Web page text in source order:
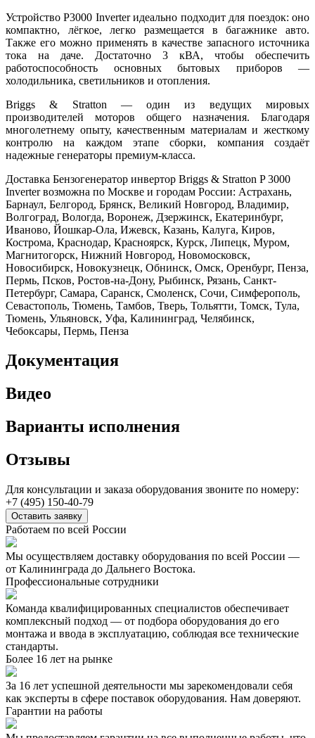
Устройство P3000 Inverter идеально подходит для поездок: оно
компактно, лёгкое, легко размещается в багажнике авто.
Также его можно применять в качестве запасного источника
тока на даче. Достаточно 3 кВА, чтобы обеспечить
работоспособность основных бытовых приборов —
холодильника, светильников и отопления.
Briggs & Stratton — один из ведущих мировых
производителей моторов общего назначения. Благодаря
многолетнему опыту, качественным материалам и жесткому
контролю на каждом этапе сборки, компания создаёт
надежные генераторы премиум-класса.
Доставка Бензогенератор инвертор Briggs & Stratton P 3000
Inverter возможна по Москве и городам России: Астрахань,
Барнаул, Белгород, Брянск, Великий Новгород, Владимир,
Волгоград, Вологда, Воронеж, Дзержинск, Екатеринбург,
Иваново, Йошкар-Ола, Ижевск, Казань, Калуга, Киров,
Кострома, Краснодар, Красноярск, Курск, Липецк, Муром,
Магнитогорск, Нижний Новгород, Новомосковск,
Новосибирск, Новокузнецк, Обнинск, Омск, Оренбург, Пенза,
Пермь, Псков, Ростов-на-Дону, Рыбинск, Рязань, Санкт-
Петербург, Самара, Саранск, Смоленск, Сочи, Симферополь,
Севастополь, Тюмень, Тамбов, Тверь, Тольятти, Томск, Тула,
Тюмень, Ульяновск, Уфа, Калининград, Челябинск,
Чебоксары, Пермь, Пенза
Документация
Видео
Варианты исполнения
Отзывы
Для консультации и заказа оборудования звоните по номеру:
+7 (495) 150-40-79
Оставить заявку
Работаем по всей России
Мы осуществляем доставку оборудования по всей России —
от Калининграда до Дальнего Востока.
Профессиональные сотрудники
Команда квалифицированных специалистов обеспечивает
комплексный подход — от подбора оборудования до его
монтажа и ввода в эксплуатацию, соблюдая все технические
стандарты.
Более 16 лет на рынке
За 16 лет успешной деятельности мы зарекомендовали себя
как эксперты в сфере поставок оборудования. Нам доверяют.
Гарантии на работы